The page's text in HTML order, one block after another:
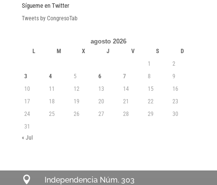
Sígueme en Twitter
Tweets by CongresoTab
agosto 2026
L M X J V S
D
1
2
3
4 5 6 7 8
9
10
11 12 13 14 15
16
17
18 19 20 21 22
23
24
25 26 27 28 29
30
31
« Jul

Independencia Núm. 303